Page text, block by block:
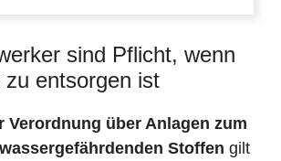
sind Pflicht, wenn
entsorgen ist
Verordnung über Anlagen zum
Stoffen gilt